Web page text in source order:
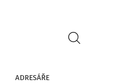
ADRESÁŘE